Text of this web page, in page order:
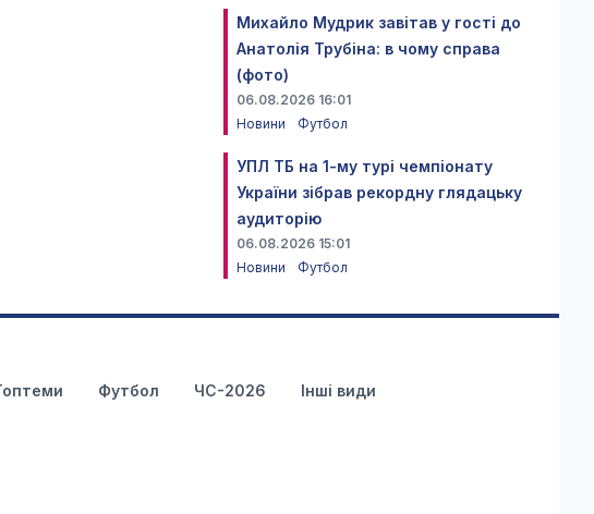
Михайло Мудрик завітав у гості до
Анатолія Трубіна: в чому справа
(фото)
06.08.2026 16:01
Новини
Футбол
УПЛ ТБ на 1-му турі чемпіонату
України зібрав рекордну глядацьку
аудиторію
06.08.2026 15:01
Новини
Футбол
Футбол ЧС-2026 Інші види